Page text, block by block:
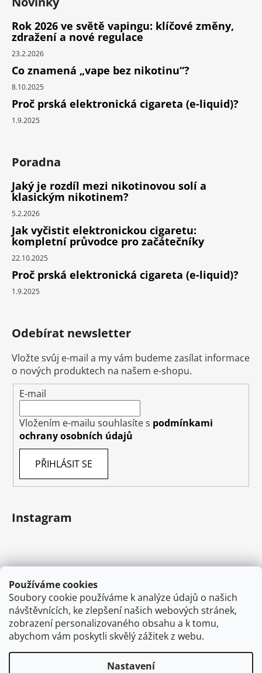
Používáme cookies
Soubory cookie používáme k analýze údajů o našich
návštěvnících, ke zlepšení našich webových stránek,
zobrazení personalizovaného obsahu a k tomu,
abychom vám poskytli skvělý zážitek z webu.
Nastavení
Rok 2026 ve světě vapingu: klíčové změny,
zdražení a nové regulace
23.2.2026
Co znamená „vape bez nikotinu“?
8.10.2025
Proč prská elektronická cigareta (e-liquid)?
1.9.2025
Poradna
Jaký je rozdíl mezi nikotinovou solí a
klasickým nikotinem?
5.2.2026
Jak vyčistit elektronickou cigaretu:
kompletní průvodce pro začátečníky
22.10.2025
Proč prská elektronická cigareta (e-liquid)?
1.9.2025
Odebírat newsletter
Vložte svůj e-mail a my vám budeme zasílat informace
o nových produktech na našem e-shopu.
E-mail
Vložením e-mailu souhlasíte s podmínkami
ochrany osobních údajů
PŘIHLÁSIT SE
Instagram
Sledovat na Instagramu